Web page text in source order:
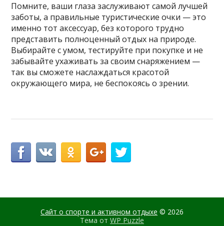
Помните, ваши глаза заслуживают самой лучшей
заботы, а правильные туристические очки — это
именно тот аксессуар, без которого трудно
представить полноценный отдых на природе.
Выбирайте с умом, тестируйте при покупке и не
забывайте ухаживать за своим снаряжением —
так вы сможете наслаждаться красотой
окружающего мира, не беспокоясь о зрении.
Сайт о спорте и активном отдыхе © 2026
Тема от WP Puzzle